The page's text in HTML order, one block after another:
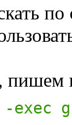
пишем